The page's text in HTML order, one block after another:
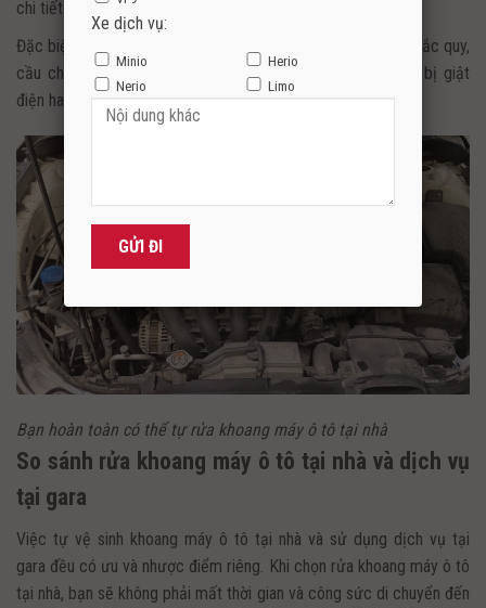
chi tiết động cơ, gây ra hiện tượng gỉ sét và hỏng hóc.
Đặc biệt, không để nước dính vào các thiết bị điện như bình ắc quy,
cầu chì, cổ hút gió, hệ thống dây điện… để tránh nguy cơ bị giật
điện hay chập cháy.
Bạn hoàn toàn có thể tự rửa khoang máy ô tô tại nhà
So sánh rửa khoang máy ô tô tại nhà và dịch vụ
tại gara
Việc tự vệ sinh khoang máy ô tô tại nhà và sử dụng dịch vụ tại
gara đều có ưu và nhược điểm riêng. Khi chọn rửa khoang máy ô tô
tại nhà, bạn sẽ không phải mất thời gian và công sức di chuyển đến
Xe dịch vụ:
Minio
Herio
Nerio
Limo